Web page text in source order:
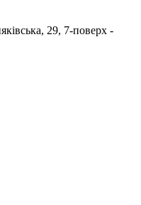
29, 7-поверх -